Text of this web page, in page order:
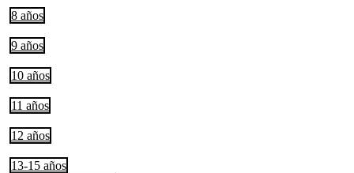
8 años
9 años
10 años
11 años
12 años
13-15 años